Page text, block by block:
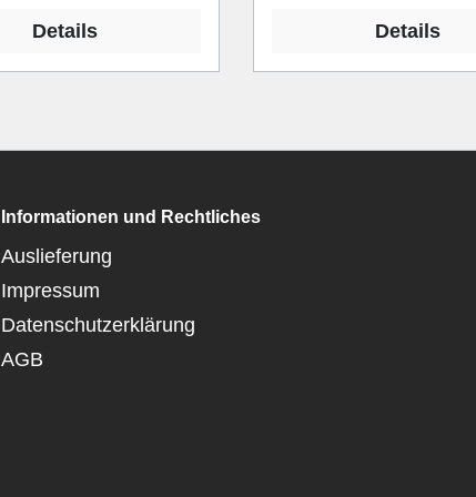
Details Details
Informationen und Rechtliches
Auslieferung
Impressum
Datenschutzerklärung
AGB